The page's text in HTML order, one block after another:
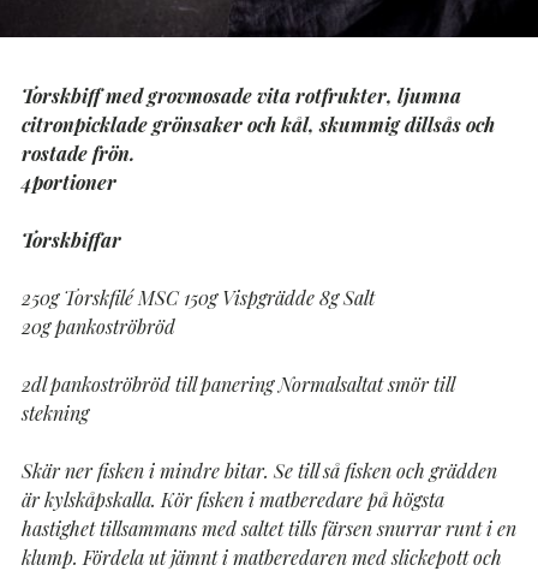
Torskbiff med grovmosade vita rotfrukter, ljumna
citronpicklade grönsaker och kål, skummig dillsås och
rostade frön.
4portioner
Torskbiffar
250g Torskfilé MSC 150g Vispgrädde 8g Salt
20g pankoströbröd
2dl pankoströbröd till panering Normalsaltat smör till
stekning
Skär ner fisken i mindre bitar. Se till så fisken och grädden
är kylskåpskalla. Kör fisken i matberedare på högsta
hastighet tillsammans med saltet tills färsen snurrar runt i en
klump. Fördela ut jämnt i matberedaren med slickepott och